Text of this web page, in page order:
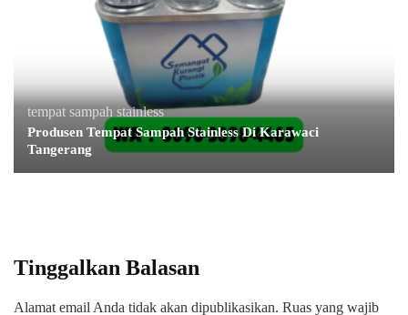
tempat sampah stainless
Produsen Tempat Sampah Stainless Di Karawaci
Tangerang
Tinggalkan Balasan
Alamat email Anda tidak akan dipublikasikan. Ruas yang wajib